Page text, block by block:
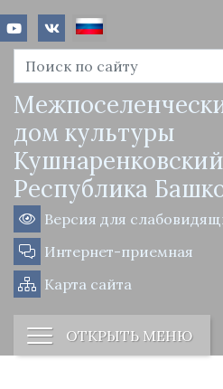
дом культуры
Республика
Версия для
Интернет-приемная
Карта сайта
ОТКРЫТЬ МЕНЮ